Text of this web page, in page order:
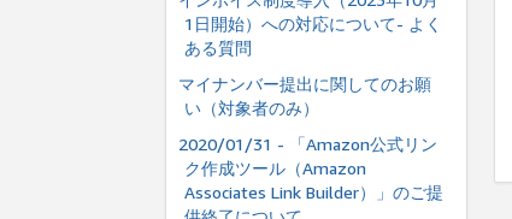
1⽇開始）への対応について- よく
ある質問
マイナンバー提出に関してのお願
い（対象者のみ）
2020/01/31 - 「Amazon公式リン
ク作成ツール（Amazon
Associates Link Builder）」のご提